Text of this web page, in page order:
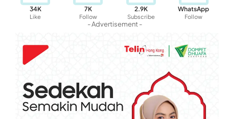
34K
Like
7K
Follow
2.9K
Subscribe
WhatsApp
Follow
- Advertisement -